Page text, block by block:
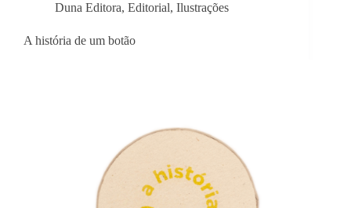
Duna Editora, Editorial, Ilustrações
A história de um botão